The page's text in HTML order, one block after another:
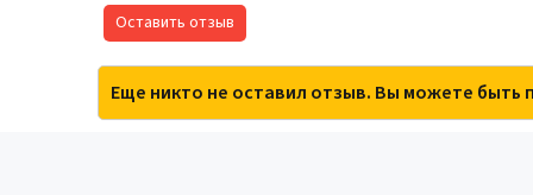
Оставить отзыв
Еще никто не оставил отзыв. Вы можете быть